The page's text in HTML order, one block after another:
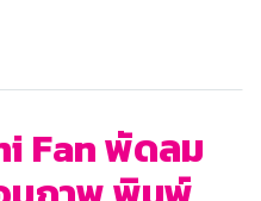
Fan พัดลม